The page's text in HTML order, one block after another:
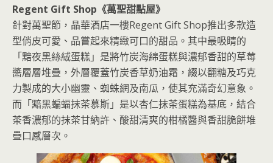
Regent Gift Shop《萬聖甜點屋》
針對萬聖節，晶華酒店一樓Regent Gift Shop推出多款造
型俏皮可愛、品嘗起來精緻可口的甜品。其中最吸睛的
「黯夜黑絲絨蛋糕」是將竹炭海綿蛋糕與濃郁香甜的草莓
醬層層堆疊，外層覆蓋竹炭香草奶油霜，綴以翻糖及巧克
力製成的大小幽靈、蜘蛛網及南瓜，使其充滿奇幻意象。
而「黯黑蝙蝠抹茶慕斯」是以杏仁抹茶蛋糕為基底，結合
茶香濃郁的抹茶甘納許、酸甜清爽的柑橘醬與香甜脆餅堆
疊口感層次。